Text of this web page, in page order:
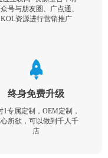
号与朋友圈、广点通、
KOL资源进行营销推广
终身免费升级
1专属定制，OEM定制，
所欲，可以做到千人千
店